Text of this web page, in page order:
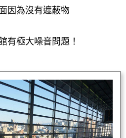
因為沒有遮蔽物
有極大噪音問題！